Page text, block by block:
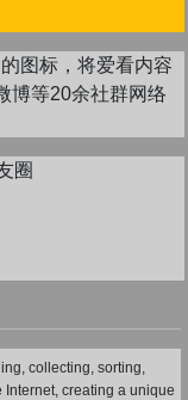
图标，将爱看内容
博等20余社群网络
圈
collecting, sorting,
creating a unique